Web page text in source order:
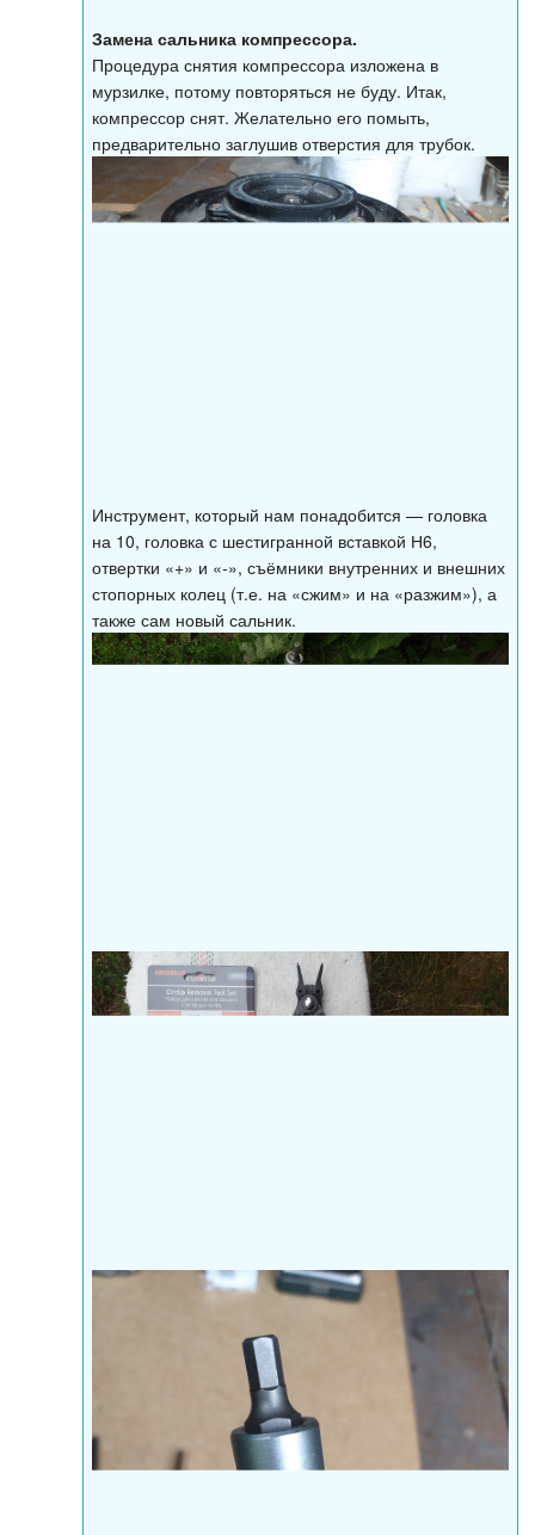
Замена сальника компрессора.
Процедура снятия компрессора изложена в
мурзилке, потому повторяться не буду. Итак,
компрессор снят. Желательно его помыть,
предварительно заглушив отверстия для трубок.
Инструмент, который нам понадобится — головка
на 10, головка с шестигранной вставкой Н6,
отвертки «+» и «-», съёмники внутренних и внешних
стопорных колец (т.е. на «сжим» и на «разжим»), а
также сам новый сальник.